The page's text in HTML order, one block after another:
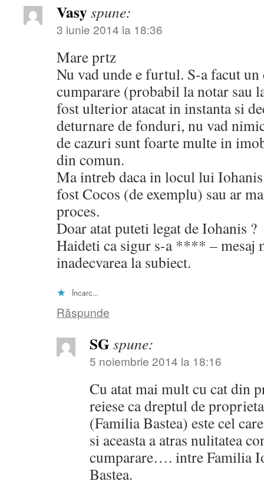
Vasyspune:
3 iunie 2014 la 18:36
Mare prtz
Nu vad unde e furtul. S-a facut un
cumparare (probabil la notar sau
fost ulterior atacat in instanta si
deturnare de fonduri, nu vad
de cazuri sunt foarte multe in
din comun.
Ma intreb daca in locul lui
fost Cocos (de exemplu) sau ar
proces.
Doar atat puteti legat de Iohanis ?
Haideti ca sigur s-a **** – mesaj
inadecvarea la subiect.
Încarc...
Răspunde
SGspune:
5 noiembrie 2014 la 18:16
Cu atat mai mult cu cat din
reiese ca dreptul de
(Familia Bastea) este cel
si aceasta a atras nulitatea
cumparare…. intre Familia
Bastea.